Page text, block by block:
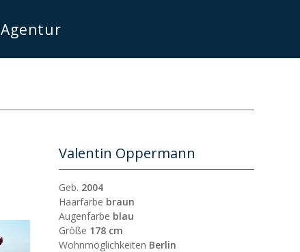
Agentur
Valentin Oppermann
Geb. 2004
Haarfarbe braun
Augenfarbe blau
Größe 178 cm
Wohnmöglichkeiten Berlin